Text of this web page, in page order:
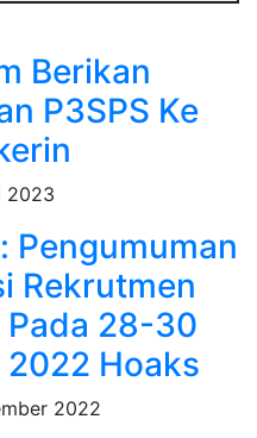
Berikan
P3SPS Ke
2023
Pengumuman
Rekrutmen
Pada 28-30
2022 Hoaks
2022